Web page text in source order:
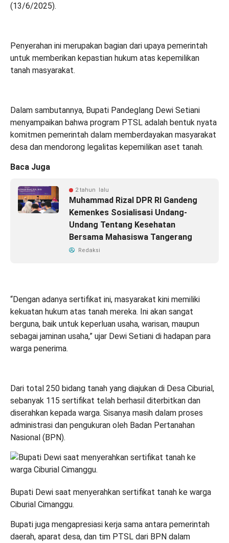
(13/6/2025).
Penyerahan ini merupakan bagian dari upaya pemerintah
untuk memberikan kepastian hukum atas kepemilikan
tanah masyarakat.
Dalam sambutannya, Bupati Pandeglang Dewi Setiani
menyampaikan bahwa program PTSL adalah bentuk nyata
komitmen pemerintah dalam memberdayakan masyarakat
desa dan mendorong legalitas kepemilikan aset tanah.
Baca Juga
2 tahun lalu
Muhammad Rizal DPR RI Gandeng
Kemenkes Sosialisasi Undang-
Undang Tentang Kesehatan
Bersama Mahasiswa Tangerang
Redaksi
“Dengan adanya sertifikat ini, masyarakat kini memiliki
kekuatan hukum atas tanah mereka. Ini akan sangat
berguna, baik untuk keperluan usaha, warisan, maupun
sebagai jaminan usaha,” ujar Dewi Setiani di hadapan para
warga penerima.
Dari total 250 bidang tanah yang diajukan di Desa Ciburial,
sebanyak 115 sertifikat telah berhasil diterbitkan dan
diserahkan kepada warga. Sisanya masih dalam proses
administrasi dan pengukuran oleh Badan Pertanahan
Nasional (BPN).
Bupati Dewi saat menyerahkan sertifikat tanah ke warga
Ciburial Cimanggu.
Bupati juga mengapresiasi kerja sama antara pemerintah
daerah, aparat desa, dan tim PTSL dari BPN dalam